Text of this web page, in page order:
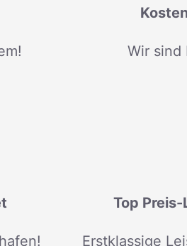
Wir sind
Top
Erstklassige